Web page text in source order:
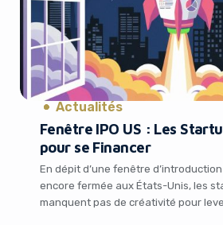
Actualités
Fenêtre IPO US : Les
pour se Financer
En dépit d’une fenêtre
encore fermée aux États-Unis, les
manquent pas de créativité pour